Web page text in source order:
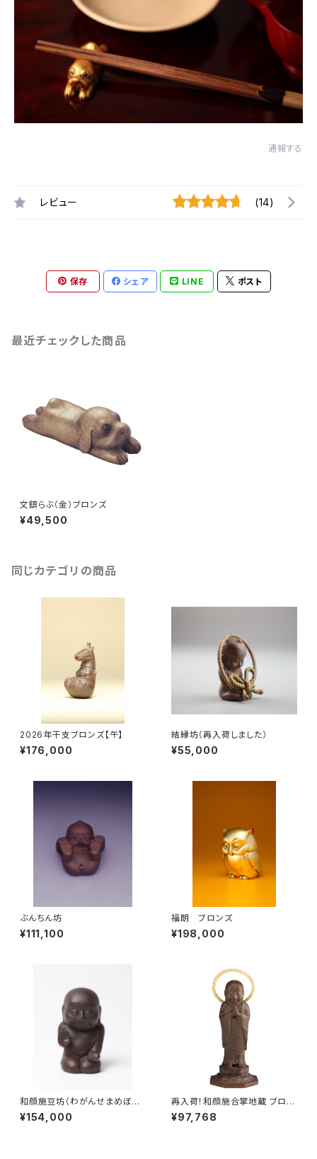
通報する
レビュー (14)
保存 シェア LINE ポスト
最近チェックした商品
文鎮らぶ（金）ブロンズ
¥49,500
同じカテゴリの商品
2026年干支ブロンズ【午】
¥176,000
結縁坊（再入荷しました）
¥55,000
ぶんちん坊
¥111,100
福朗 ブロンズ
¥198,000
和顔施豆坊（わがんせまめぼう）
再入荷01.17
¥154,000
再入荷！和顔施合掌地蔵 ブロン
ズ
¥97,768